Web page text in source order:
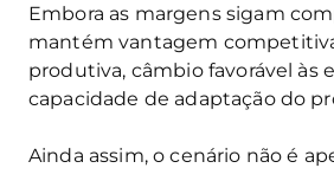
Embora as margens sigam
mantém vantagem
produtiva, câmbio favorável às
capacidade de adaptação do
Ainda assim, o cenário não é